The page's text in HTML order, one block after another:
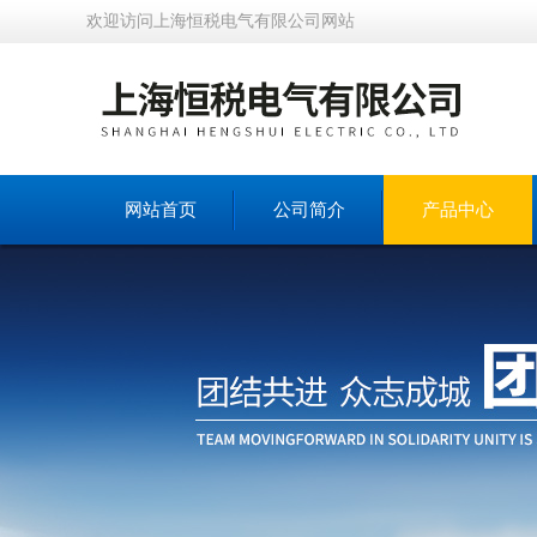
欢迎访问上海恒税电气有限公司网站
网站首页 公司简介 产品中心